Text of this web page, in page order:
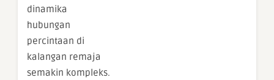
dinamika
hubungan
percintaan di
kalangan remaja
semakin kompleks.